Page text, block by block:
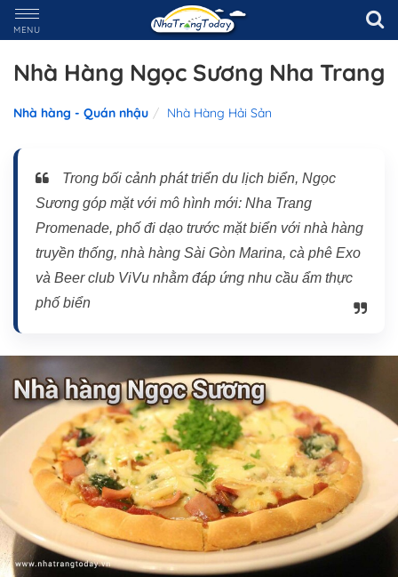
MENU
Nhà Hàng Ngọc Sương Nha Trang
Nhà hàng - Quán nhậu Nhà Hàng Hải Sản
Trong bối cảnh phát triển du lịch biển, Ngọc
Sương góp mặt với mô hình mới: Nha Trang
Promenade, phố đi dạo trước mặt biển với nhà hàng
truyền thống, nhà hàng Sài Gòn Marina, cà phê Exo
và Beer club ViVu nhằm đáp ứng nhu cầu ẩm thực
phố biển